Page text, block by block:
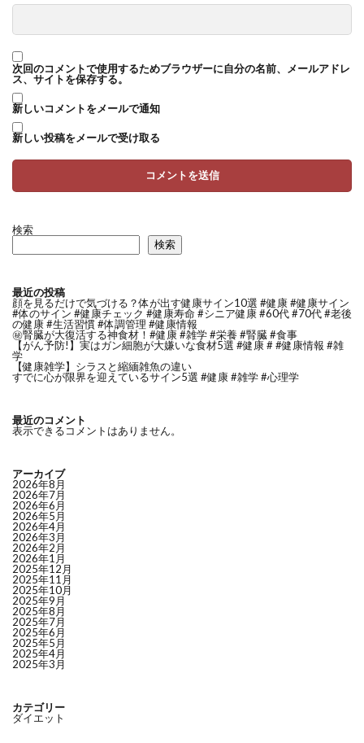
次回のコメントで使用するためブラウザーに自分の名前、メールアドレ
ス、サイトを保存する。
新しいコメントをメールで通知
新しい投稿をメールで受け取る
検索
検索
最近の投稿
顔を見るだけで気づける？体が出す健康サイン10選 #健康 #健康サイン
#体のサイン #健康チェック #健康寿命 #シニア健康 #60代 #70代 #老後
の健康 #生活習慣 #体調管理 #健康情報
㊙️腎臓が大復活する神食材！#健康 #雑学 #栄養 #腎臓 #食事
【がん予防!】実はガン細胞が大嫌いな食材5選 #健康 # #健康情報 #雑
学
【健康雑学】シラスと縮緬雑魚の違い
すでに心が限界を迎えているサイン5選 #健康 #雑学 #心理学
最近のコメント
表示できるコメントはありません。
アーカイブ
2026年8月
2026年7月
2026年6月
2026年5月
2026年4月
2026年3月
2026年2月
2026年1月
2025年12月
2025年11月
2025年10月
2025年9月
2025年8月
2025年7月
2025年6月
2025年5月
2025年4月
2025年3月
カテゴリー
ダイエット